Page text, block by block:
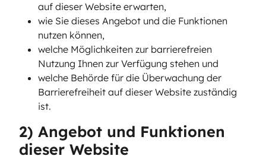
auf dieser Website erwarten,
wie Sie dieses Angebot und die Funktionen
nutzen können,
welche Möglichkeiten zur barrierefreien
Nutzung Ihnen zur Verfügung stehen und
welche Behörde für die Überwachung der
Barrierefreiheit auf dieser Website zuständig
ist.
2) Angebot und Funktionen
dieser Website